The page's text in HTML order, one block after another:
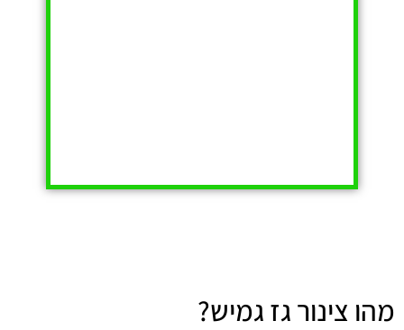
מהו צינור גז גמיש?